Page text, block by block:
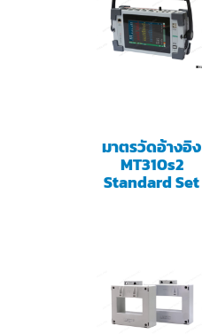
มาตรวัดอ้างอิง
MT310s2
Standard Set